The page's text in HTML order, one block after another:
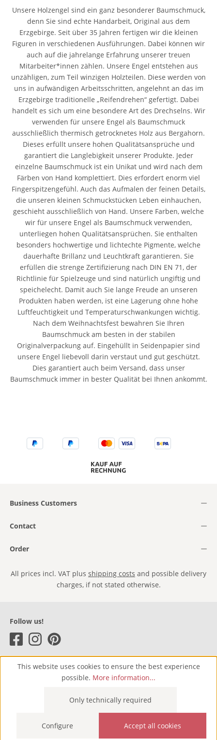
Unsere Holzengel sind ein ganz besonderer Baumschmuck,
denn Sie sind echte Handarbeit, Original aus dem
Erzgebirge. Seit über 35 Jahren fertigen wir die kleinen
Figuren in verschiedenen Ausführungen. Dabei können wir
auch auf die jahrelange Erfahrung unserer treuen
Mitarbeiter*innen zählen. Unsere Engel entstehen aus
unzähligen, zum Teil winzigen Holzteilen. Diese werden von
uns in aufwändigen Arbeitsschritten, angelehnt an das im
Erzgebirge traditionelle „Reifendrehen“ gefertigt. Dabei
handelt es sich um eine besondere Art des Drechselns. Wir
verwenden für unsere Engel als Baumschmuck
ausschließlich thermisch getrocknetes Holz aus Bergahorn.
Dieses erfüllt unsere hohen Qualitätsansprüche und
garantiert die Langlebigkeit unserer Produkte. Jeder
einzelne Baumschmuck ist ein Unikat und wird nach dem
Färben von Hand komplettiert. Dies erfordert enorm viel
Fingerspitzengefühl. Auch das Aufmalen der feinen Details,
die unseren kleinen Schmuckstücken Leben einhauchen,
geschieht ausschließlich von Hand. Unsere Farben, welche
wir für unsere Engel als Baumschmuck verwenden,
unterliegen hohen Qualitätsansprüchen. Sie enthalten
besonders hochwertige und lichtechte Pigmente, welche
dauerhafte Brillanz und Leuchtkraft garantieren. Sie
erfüllen die strenge Zertifizierung nach DIN EN 71, der
Richtlinie für Spielzeuge und sind natürlich ungiftig und
speichelecht. Damit auch Sie lange Freude an unseren
Produkten haben werden, ist eine Lagerung ohne hohe
Luftfeuchtigkeit und Temperaturschwankungen wichtig.
Nach dem Weihnachtsfest bewahren Sie Ihren
Baumschmuck am besten in der stabilen
Originalverpackung auf. Eingehüllt in Seidenpapier sind
unsere Engel liebevoll darin verstaut und gut geschützt.
Dies garantiert auch beim Versand, dass unser
Baumschmuck immer in bester Qualität bei Ihnen ankommt.
Business Customers
Contact
Order
All prices incl. VAT plus shipping costs and possible delivery
charges, if not stated otherwise.
Follow us!
This website uses cookies to ensure the best experience
possible. More information...
Only technically required
Configure Accept all cookies